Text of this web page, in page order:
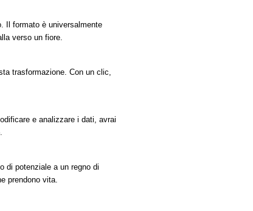
Il formato è universalmente
verso un fiore.
trasformazione. Con un clic,
e analizzare i dati, avrai
di potenziale a un regno di
prendono vita.